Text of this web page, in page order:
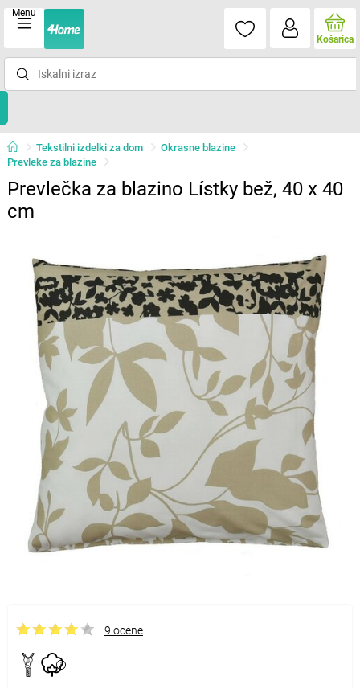
Menu
Košarica
Tekstilni izdelki za dom
Okrasne blazine
Prevleke za blazine
Prevlečka za blazino Lístky bež, 40 x 40
cm
9 ocene